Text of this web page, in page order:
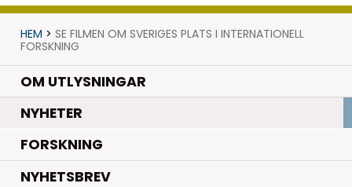
HEM > SE FILMEN OM SVERIGES PLATS I INTERNATIONELL
FORSKNING
OM UTLYSNINGAR
NYHETER.
FORSKNING.
NYHETSBREV